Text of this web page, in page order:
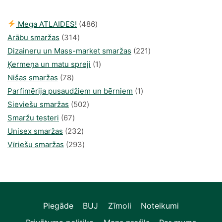
Mega ATLAIDES! 486486
Arābu smaržas 314314
produkti
Dizaineru un Mass-market smaržas 221221
Ķermeņa un matu spreji 11
Nišas smaržas 7878
produkts
Parfimērija pusaudžiem un bērniem 11
Sieviešu smaržas 502502
Smaržu testeri 6767
produkts
Unisex smaržas 232232
produkts
Vīriešu smaržas 293293
Piegāde BUJ Zīmoli
Noteikumi